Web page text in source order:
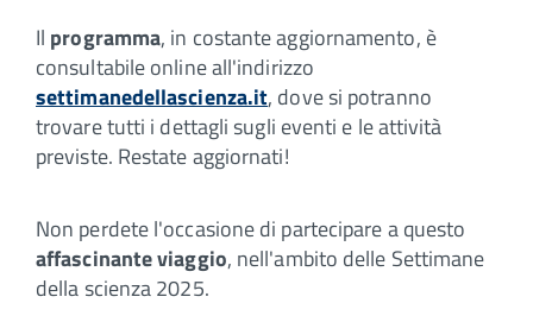
Il programma, in costante aggiornamento, è
consultabile online all'indirizzo
settimanedellascienza.it, dove si potranno
trovare tutti i dettagli sugli eventi e le attività
previste. Restate aggiornati!
Non perdete l'occasione di partecipare a questo
affascinante viaggio, nell'ambito delle Settimane
della scienza 2025.